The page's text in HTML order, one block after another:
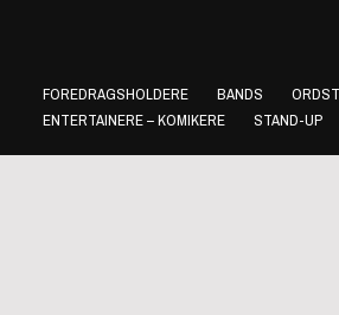
FOREDRAGSHOLDERE BANDS
ENTERTAINERE – KOMIKERE
STAND-UP